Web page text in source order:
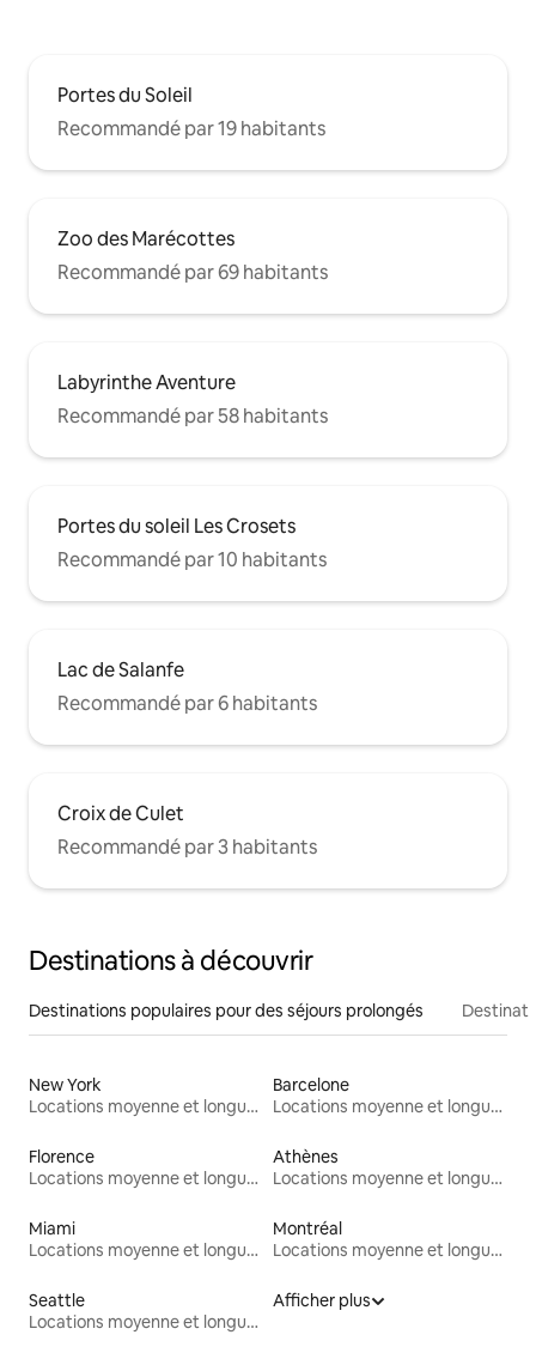
Portes du Soleil
Recommandé par 19 habitants
Zoo des Marécottes
Recommandé par 69 habitants
Labyrinthe Aventure
Recommandé par 58 habitants
Portes du soleil Les Crosets
Recommandé par 10 habitants
Lac de Salanfe
Recommandé par 6 habitants
Croix de Culet
Recommandé par 3 habitants
Destinations à découvrir
Destinations populaires pour des séjours prolongés
New York
Locations moyenne et longue durée
Barcelone
Locations moyenne et longue durée
Florence
Locations moyenne et longue durée
Athènes
Locations moyenne et longue durée
Miami
Locations moyenne et longue durée
Montréal
Locations moyenne et longue durée
Seattle
Locations moyenne et longue durée
Afficher plus